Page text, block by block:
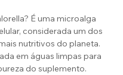
É uma microalga
considerada um dos
nutritivos do planeta.
em águas limpas para
do suplemento.